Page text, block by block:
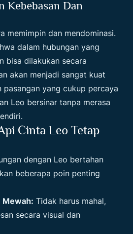
Kebebasan Dan
memimpin dan mendominasi.
dalam hubungan yang
bisa dilakukan secara
akan menjadi sangat kuat
pasangan yang cukup percaya
Leo bersinar tanpa merasa
Cinta Leo Tetap
dengan Leo bertahan
beberapa poin penting
Mewah: Tidak harus mahal,
secara visual dan